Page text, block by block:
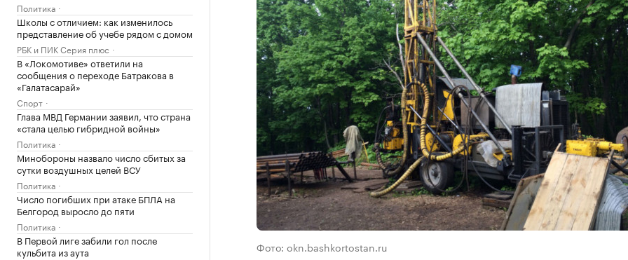
Политика
Школы с отличием: как изменилось
представление об учебе рядом с домом
РБК и ПИК Серия плюс
В «Локомотиве» ответили на
сообщения о переходе Батракова в
«Галатасарай»
Спорт
Глава МВД Германии заявил, что страна
«стала целью гибридной войны»
Политика
Минобороны назвало число сбитых за
сутки воздушных целей ВСУ
Политика
Число погибших при атаке БПЛА на
Белгород выросло до пяти
Политика
В Первой лиге забили гол после
кульбита из аута
Фото: okn.bashkortostan.ru